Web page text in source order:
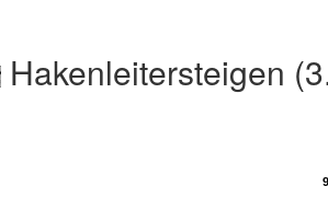
Hakenleitersteigen